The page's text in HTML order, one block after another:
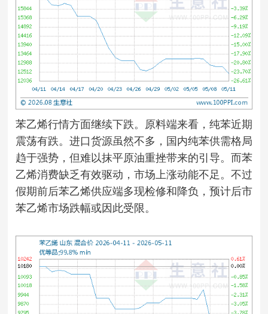
苯乙烯行情方面继续下跌。原料端来看，纯苯近期
震荡有跌。进口货源虽然不多，国内纯苯供需格局
趋于强势，但难以抹平原油重挫带来的引导。而苯
乙烯消费缺乏有效驱动，市场上涨动能不足。不过
假期前后苯乙烯供应端多现检修和降负，预计后市
苯乙烯市场跌幅或因此受限。